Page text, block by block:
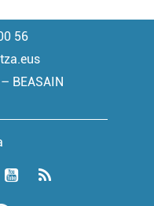
56
BEASAIN